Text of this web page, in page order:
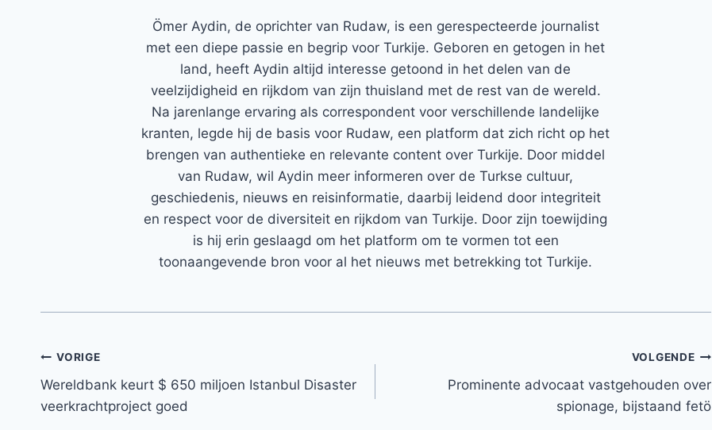
Ömer Aydin, de oprichter van Rudaw, is een gerespecteerde journalist
met een diepe passie en begrip voor Turkije. Geboren en getogen in het
land, heeft Aydin altijd interesse getoond in het delen van de
veelzijdigheid en rijkdom van zijn thuisland met de rest van de wereld.
Na jarenlange ervaring als correspondent voor verschillende landelijke
kranten, legde hij de basis voor Rudaw, een platform dat zich richt op het
brengen van authentieke en relevante content over Turkije. Door middel
van Rudaw, wil Aydin meer informeren over de Turkse cultuur,
geschiedenis, nieuws en reisinformatie, daarbij leidend door integriteit
en respect voor de diversiteit en rijkdom van Turkije. Door zijn toewijding
is hij erin geslaagd om het platform om te vormen tot een
toonaangevende bron voor al het nieuws met betrekking tot Turkije.
Bericht
navigatie
VORIGE
Wereldbank keurt $ 650 miljoen Istanbul Disaster
veerkrachtproject goed
VOLGENDE
Prominente advocaat vastgehouden over
spionage, bijstaand fetö